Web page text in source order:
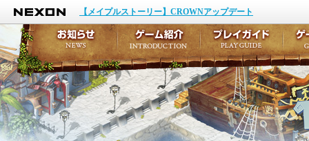
NEXON
【メイプルストーリー】CROWNアップデート
お知らせ
イベント
アップデート
メンテナンス
ゲーム紹介
キャラクター作成
テイルズ初級者講座
ここだけは知ってお